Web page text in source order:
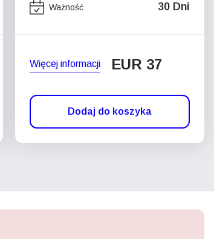
Ważność 30 Dni
Więcej informacji EUR 37
Dodaj do koszyka